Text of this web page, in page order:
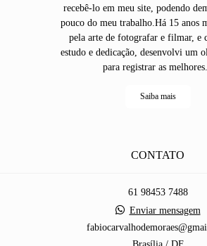
recebê-lo em meu site, podendo
pouco do meu trabalho.Há 15 anos
pela arte de fotografar e filmar, e
estudo e dedicação, desenvolvi um
para registrar as
Saiba mais
CONTATO
61 98453 7488
Enviar mensagem